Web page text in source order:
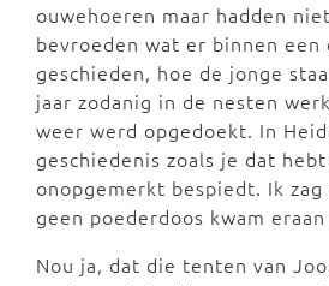
ouwehoeren maar hadden
bevroeden wat er binnen een
geschieden, hoe de jonge
jaar zodanig in de nesten
weer werd opgedoekt. In
geschiedenis zoals je dat
onopgemerkt bespiedt. Ik
geen poederdoos kwam
Nou ja, dat die tenten van